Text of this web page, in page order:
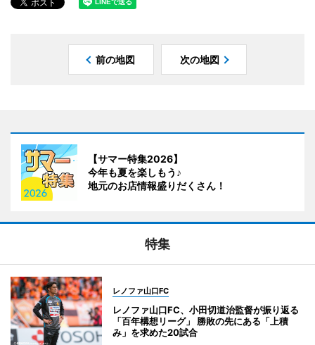
前の地図 次の地図
【サマー特集2026】
今年も夏を楽しもう♪
地元のお店情報盛りだくさん！
特集
レノファ山口FC
レノファ山口FC、小田切道治監督が振り返る
「百年構想リーグ」 勝敗の先にある「上積
み」を求めた20試合